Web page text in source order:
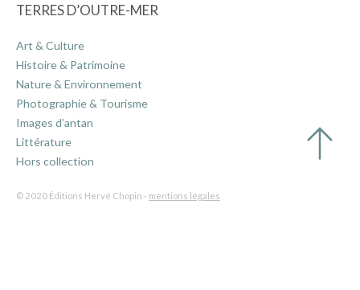
TERRES D’OUTRE-MER
Art & Culture
Histoire & Patrimoine
Nature & Environnement
Photographie & Tourisme
Images d’antan
Littérature
Hors collection
© 2020 Éditions Hervé Chopin - mentions légales